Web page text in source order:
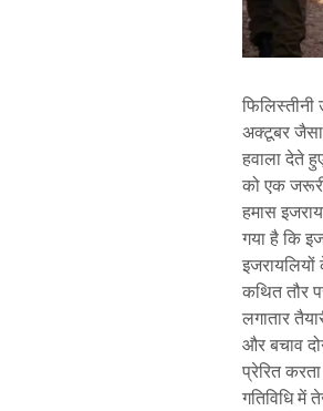
फिलिस्तीनी
अक्टूबर
हवाला देते
को एक
हमास
गया है कि
कथित तौर
लगातार
और बचाव
प्रेरित
गतिविधि में